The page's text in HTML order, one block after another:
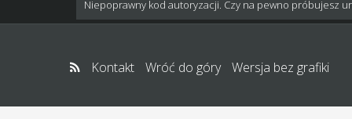
Niepoprawny kod autoryzacji. Czy na pewno próbujesz
Kontakt Wróć do góry Wersja bez grafiki